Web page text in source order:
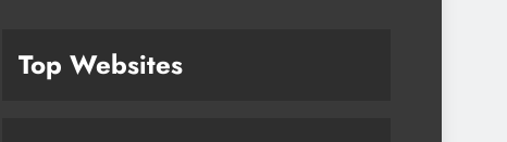
Top Websites